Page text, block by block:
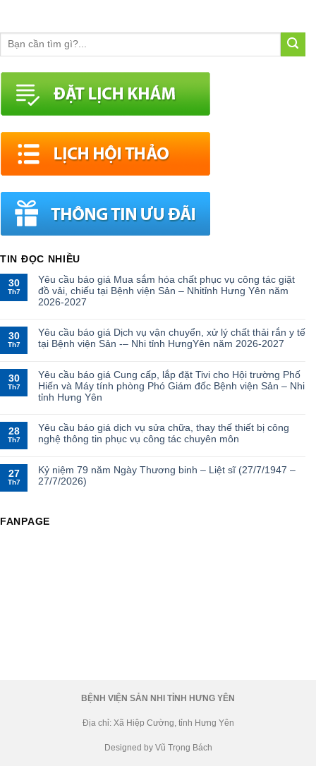
TIN ĐỌC NHIỀU
30
Th7
Yêu cầu báo giá Mua sắm hóa chất phục vụ công tác giặt
đồ vải, chiếu tại Bệnh viện Sản – Nhitỉnh Hưng Yên năm
2026-2027
30
Th7
Yêu cầu báo giá Dịch vụ vận chuyển, xử lý chất thải rắn y tế
tại Bệnh viện Sản -– Nhi tỉnh HưngYên năm 2026-2027
30
Th7
Yêu cầu báo giá Cung cấp, lắp đặt Tivi cho Hội trường Phố
Hiến và Máy tính phòng Phó Giám đốc Bệnh viện Sản – Nhi
tỉnh Hưng Yên
28
Th7
Yêu cầu báo giá dịch vụ sửa chữa, thay thế thiết bị công
nghệ thông tin phục vụ công tác chuyên môn
27
Th7
Kỷ niệm 79 năm Ngày Thương binh – Liệt sĩ (27/7/1947 –
27/7/2026)
FANPAGE
BỆNH VIỆN SẢN NHI TỈNH HƯNG YÊN
Địa chỉ: Xã Hiệp Cường, tỉnh Hưng Yên
Designed by Vũ Trọng Bách